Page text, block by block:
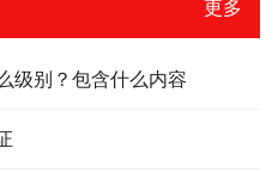
更多
级别？包含什么内容